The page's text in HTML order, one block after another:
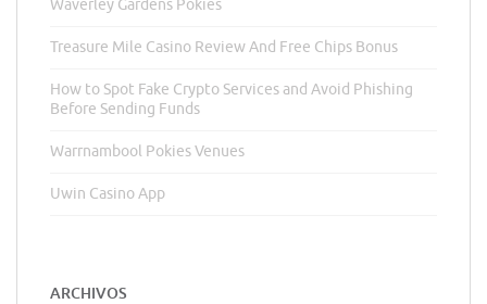
Waverley Gardens Pokies
Treasure Mile Casino Review And Free Chips Bonus
How to Spot Fake Crypto Services and Avoid Phishing
Before Sending Funds
Warrnambool Pokies Venues
Uwin Casino App
ARCHIVOS